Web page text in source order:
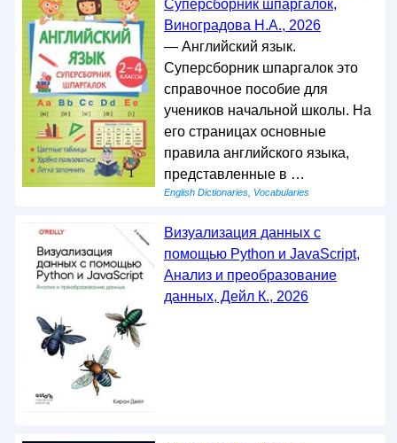
Суперсборник шпаргалок,
Виноградова Н.А., 2026
— Английский язык.
Суперсборник шпаргалок это
справочное пособие для
учеников начальной школы. На
его страницах основные
правила английского языка,
представленные в …
English Dictionaries, Vocabularies
Визуализация данных с
помощью Python и JavaScript,
Анализ и преобразование
данных, Дейл К., 2026